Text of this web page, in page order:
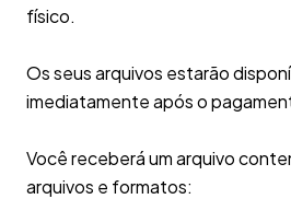
físico.
Os seus arquivos estarão
imediatamente após o
Você receberá um arquivo
arquivos e formatos: